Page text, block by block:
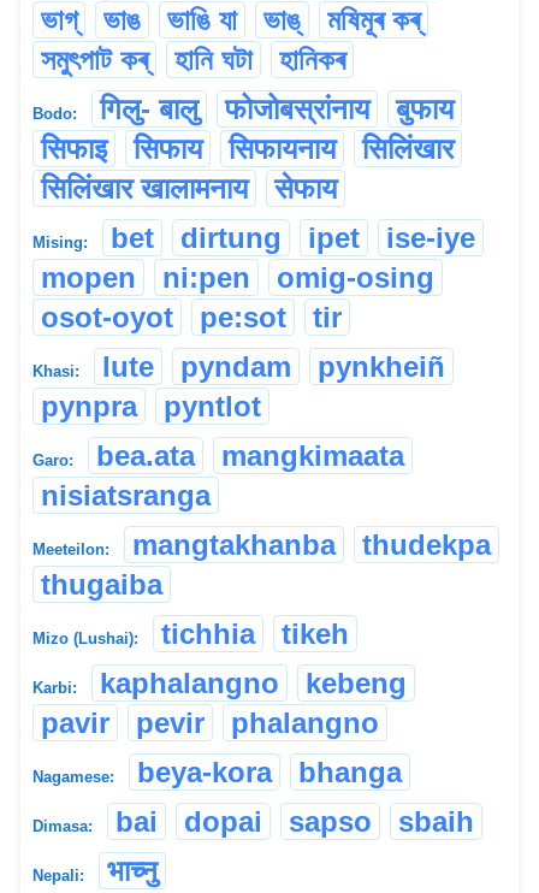
ভাগ্
ভাঙ ভাঙি যা ভাঙ্
মষিমূৰ কৰ্
সমুৎপাট কৰ্
হানি ঘটা হানিকৰ
Bodo: गिलु- बालु फोजोबस्रांनाय
बुफाय
सिफाइ
सिफाय सिफायनाय
सिलिंखार
सिलिंखार खालामनाय
सेफाय
Mising: bet dirtung ipet
ise-iye
mopen
ni:pen
omig-osing
osot-oyot
pe:sot tir
Khasi: lute pyndam
pynkheiñ
pynpra
pyntlot
Garo: bea.ata
mangkimaata
nisiatsranga
Meeteilon: mangtakhanba
thudekpa
thugaiba
Mizo (Lushai): tichhia tikeh
Karbi: kaphalangno
kebeng
pavir
pevir phalangno
Nagamese: beya-kora bhanga
Dimasa: bai dopai sapso sbaih
Nepali: भाच्नु